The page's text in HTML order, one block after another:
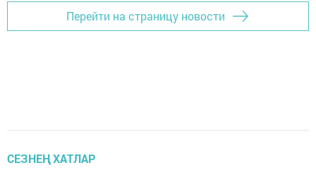
Перейти на страницу новости
СЕЗНЕҢ ХАТЛАР